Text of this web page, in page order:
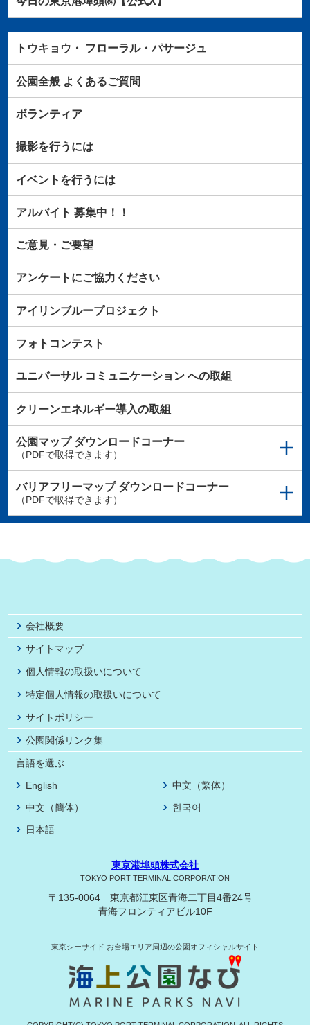
トウキョウ・ フローラル・パサージュ
公園全般よくあるご質問
ボランティア
撮影を行うには
イベントを行うには
アルバイト 募集中！！
ご意見・ご要望
アンケートにご協力ください
アイリンブループロジェクト
フォトコンテスト
ユニバーサルコミュニケーションへの取組
クリーンエネルギー導入の取組
公園マップダウンロードコーナー
（PDFで取得できます）
バリアフリーマップダウンロードコーナー
（PDFで取得できます）
会社概要
サイトマップ
個人情報の取扱いについて
特定個人情報の取扱いについて
サイトポリシー
公園関係リンク集
言語を選ぶ
English
中文（繁体）
中文（簡体）
한국어
日本語
東京港埠頭株式会社
TOKYO PORT TERMINAL CORPORATION
〒135-0064 東京都江東区青海二丁目4番24号
青海フロンティアビル10F
東京シーサイド お台場エリア周辺の公園オフィシャルサイト